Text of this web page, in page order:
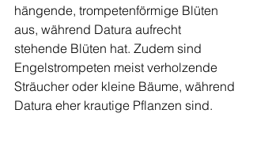
hängende, trompetenförmige Blüten
aus, während Datura aufrecht
stehende Blüten hat. Zudem sind
Engelstrompeten meist verholzende
Sträucher oder kleine Bäume, während
Datura eher krautige Pflanzen sind.